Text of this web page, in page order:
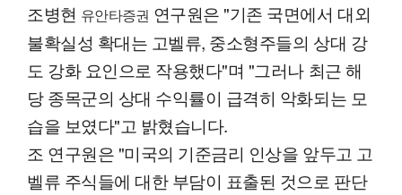
조병현 유안타증권 연구원은 "기존 국면에서 대외
불확실성 확대는 고벨류, 중소형주들의 상대 강
도 강화 요인으로 작용했다"며 "그러나 최근 해
당 종목군의 상대 수익률이 급격히 악화되는 모
습을 보였다"고 밝혔습니다.
조 연구원은 "미국의 기준금리 인상을 앞두고 고
벨류 주식들에 대한 부담이 표출된 것으로 판단